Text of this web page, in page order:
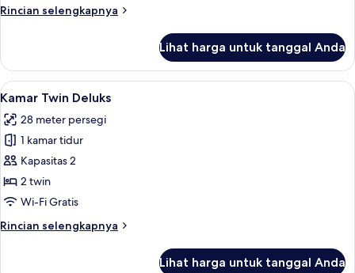
Rincian selengkapnya
Rincian
Suite
Lihat harga untuk tanggal Anda
Lihat
semua
foto
untuk
Kamar
Twin
Deluks
Minibar, brankas, meja kerja, dan
5
Kamar Twin Deluks
28 meter persegi
1 kamar tidur
Kapasitas 2
2 twin
Wi-Fi Gratis
Rincian selengkapnya
Rincian
Lihat harga untuk tanggal Anda